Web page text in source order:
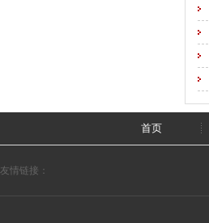
首页
友情链接：